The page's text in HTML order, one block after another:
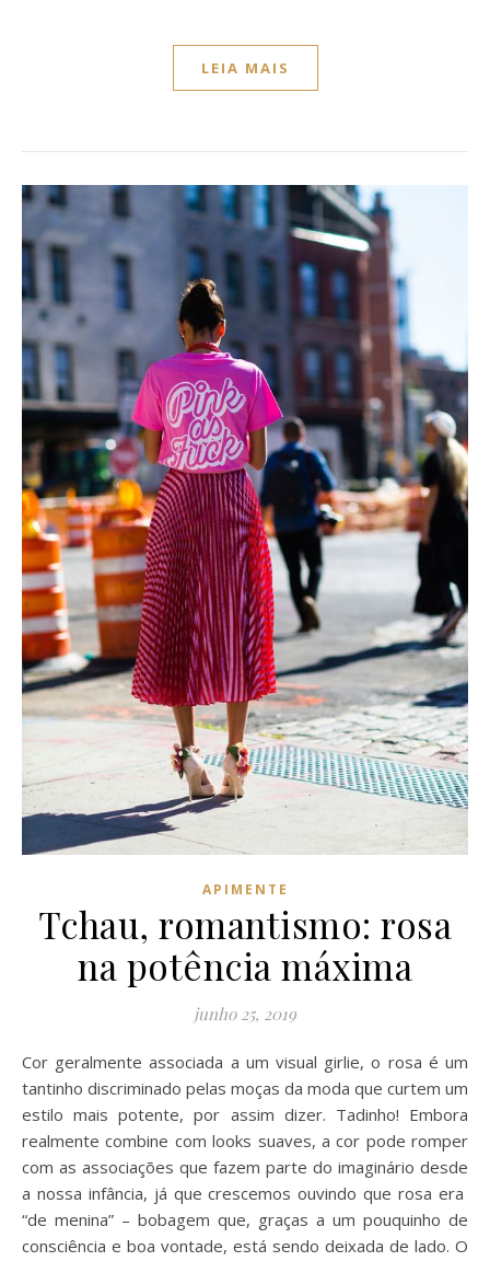
LEIA MAIS
APIMENTE
Tchau, romantismo: rosa
na potência máxima
junho 25, 2019
Cor geralmente associada a um visual girlie, o rosa é um
tantinho discriminado pelas moças da moda que curtem um
estilo mais potente, por assim dizer. Tadinho! Embora
realmente combine com looks suaves, a cor pode romper
com as associações que fazem parte do imaginário desde
a nossa infância, já que crescemos ouvindo que rosa era
“de menina” – bobagem que, graças a um pouquinho de
consciência e boa vontade, está sendo deixada de lado. O